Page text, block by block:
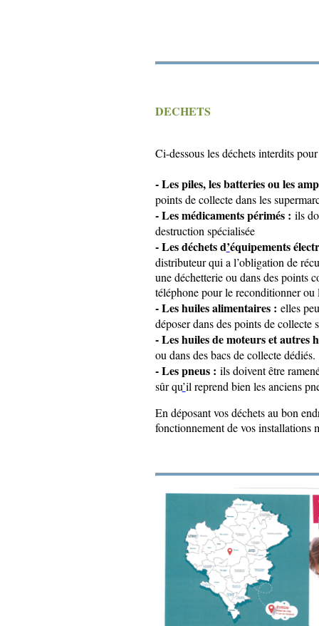
DECHETS
Ci-dessous les déchets interdits
- Les piles, les batteries ou les
points de collecte dans les
- Les médicaments périmés : ils
destruction spécialisée
- Les déchets d’équipements
distributeur qui a l’obligation de
une déchetterie ou dans des points
téléphone pour le reconditionner ou
- Les huiles alimentaires : elles
déposer dans des points de collecte
- Les huiles de moteurs et autres
ou dans des bacs de collecte dédiés.
- Les pneus : ils doivent être
sûr qu’il reprend bien les anciens
En déposant vos déchets au bon
fonctionnement de vos installations